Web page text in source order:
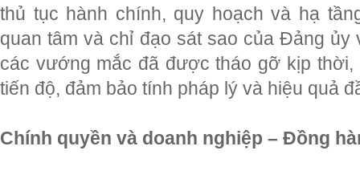
thủ tục hành chính, quy hoạch và hạ
quan tâm và chỉ đạo sát sao của Đảng ủy
các vướng mắc đã được tháo gỡ kịp thời,
tiến độ, đảm bảo tính pháp lý và hiệu quả
Chính quyền và doanh nghiệp – Đồng